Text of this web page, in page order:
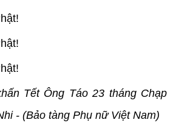
Tết Ông Táo 23 tháng Chạp
- (Bảo tàng Phụ nữ Việt Nam)